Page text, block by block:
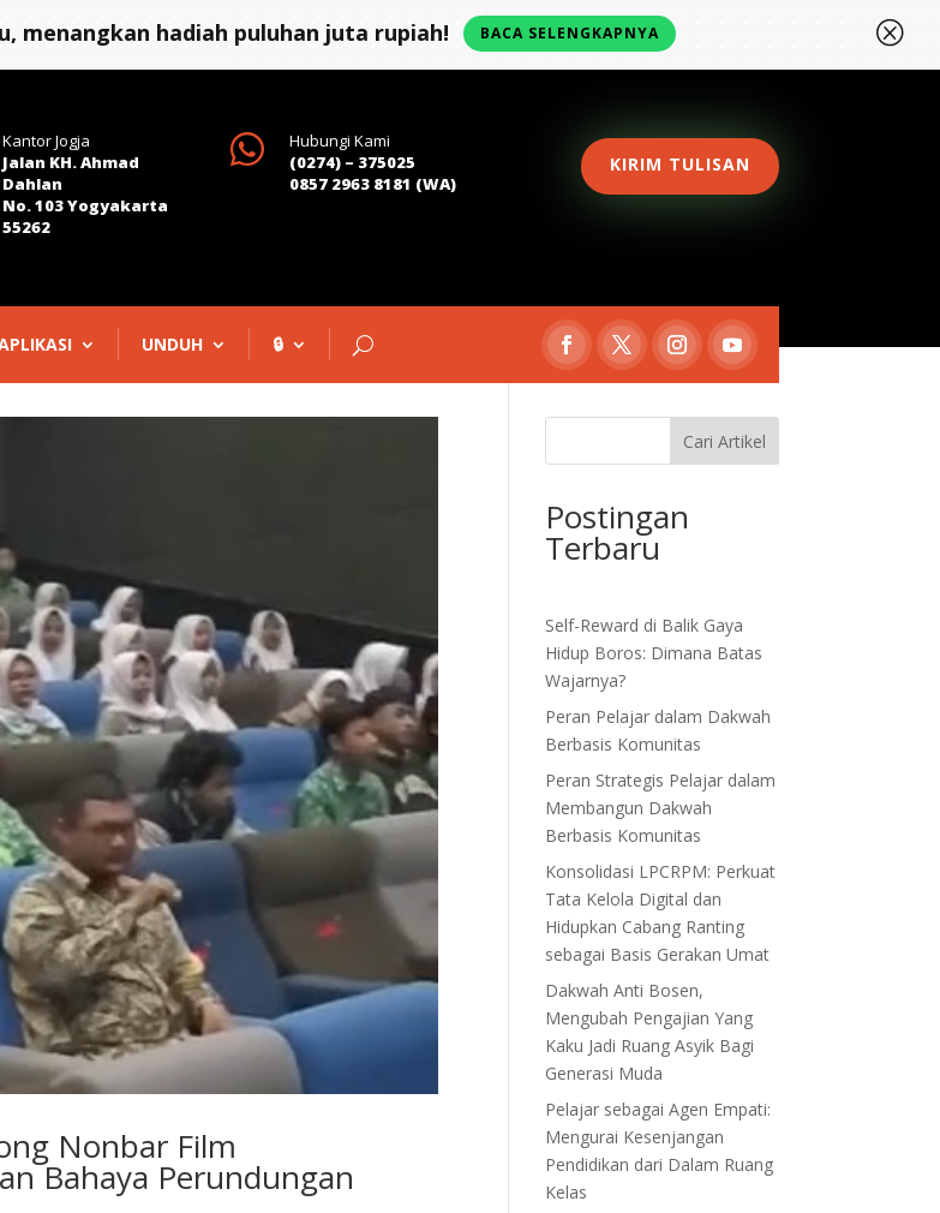
menangkan hadiah puluhan juta rupiah! BACA SELENGKAPNYA Q
Kantor Jogja
Jalan KH. Ahmad
Dahlan
No. 103 Yogyakarta
55262

Hubungi Kami
(0274) – 375025
0857 2963 8181 (WA)
KIRIM TULISAN
UNDUH 🔒
Nonbar Film
Bahaya Perundungan
Cari Artikel
Postingan
Terbaru
Self-Reward di Balik Gaya
Hidup Boros: Dimana Batas
Wajarnya?
Peran Pelajar dalam Dakwah
Berbasis Komunitas
Peran Strategis Pelajar dalam
Membangun Dakwah
Berbasis Komunitas
Konsolidasi LPCRPM: Perkuat
Tata Kelola Digital dan
Hidupkan Cabang Ranting
sebagai Basis Gerakan Umat
Dakwah Anti Bosen,
Mengubah Pengajian Yang
Kaku Jadi Ruang Asyik Bagi
Generasi Muda
Pelajar sebagai Agen Empati:
Mengurai Kesenjangan
Pendidikan dari Dalam Ruang
Kelas